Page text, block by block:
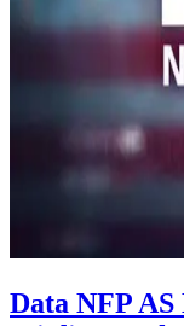
Data NFP